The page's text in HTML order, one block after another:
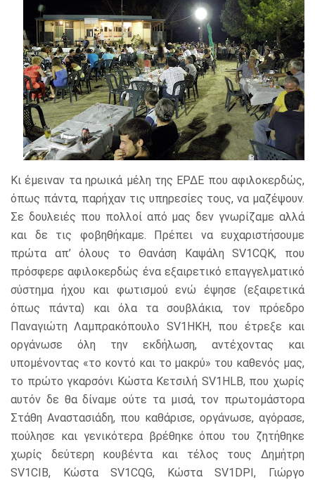
Κι έμειναν τα ηρωικά μέλη της ΕΡΔΕ που αφιλοκερδώς,
όπως πάντα, παρήχαν τις υπηρεσίες τους, να μαζέψουν.
Σε δουλειές που πολλοί από μας δεν γνωρίζαμε αλλά
και δε τις φοβηθήκαμε. Πρέπει να ευχαριστήσουμε
πρώτα απ’ όλους το Θανάση Καψάλη SV1CQK, που
πρόσφερε αφιλοκερδώς ένα εξαιρετικό επαγγελματικό
σύστημα ήχου και φωτισμού ενώ έψησε (εξαιρετικά
όπως πάντα) και όλα τα σουβλάκια, τον πρόεδρο
Παναγιώτη Λαμπρακόπουλο SV1HKH, που έτρεξε και
οργάνωσε όλη την εκδήλωση, αντέχοντας και
υπομένοντας «το κοντό και το μακρύ» του καθενός μας,
το πρώτο γκαρσόνι Κώστα Κετσιλή SV1HLB, που χωρίς
αυτόν δε θα δίναμε ούτε τα μισά, τον πρωτομάστορα
Στάθη Αναστασιάδη, που καθάρισε, οργάνωσε, αγόρασε,
πούλησε και γενικότερα βρέθηκε όπου του ζητήθηκε
χωρίς δεύτερη κουβέντα και τέλος τους Δημήτρη
SV1CIB, ΚώσταSV1CQG, ΚώσταSV1DPI, Γιώργο